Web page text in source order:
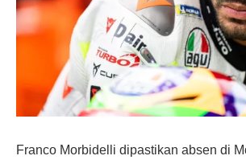
Franco Morbidelli dipastikan absen di